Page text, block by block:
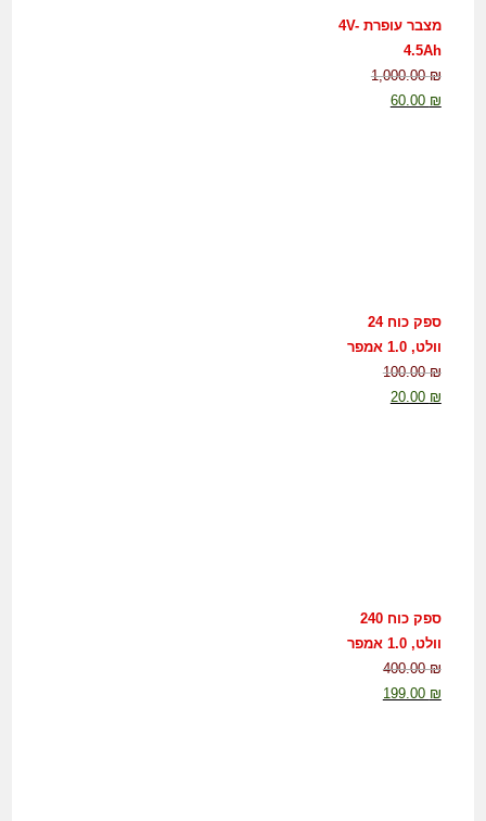
מצבר עופרת 4V-
4.5Ah
1,000.00₪
60.00 ₪
ספק כוח 24
וולט, 1.0 אמפר
100.00₪
20.00 ₪
ספק כוח 240
וולט, 1.0 אמפר
400.00₪
199.00 ₪